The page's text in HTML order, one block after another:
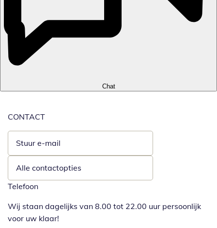
Chat
CONTACT
Stuur e-mail
Opent e-mailclient
Alle contactopties
Telefoon
Wij staan dagelijks van 8.00 tot 22.00 uur persoonlijk
voor uw klaar!